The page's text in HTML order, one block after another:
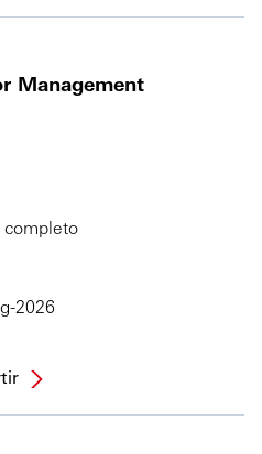
Management
completo
2026